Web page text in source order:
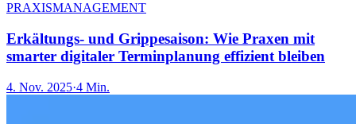
PRAXISMANAGEMENT
Erkältungs- und Grippesaison: Wie Praxen mit
smarter digitaler Terminplanung effizient bleiben
4. Nov. 2025·4 Min.